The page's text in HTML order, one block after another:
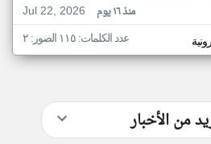
Jul 22, 2026
منذ ١٦ يوم
عدد الكلمات: ١١٥ الصور: ٢
من الأخبار